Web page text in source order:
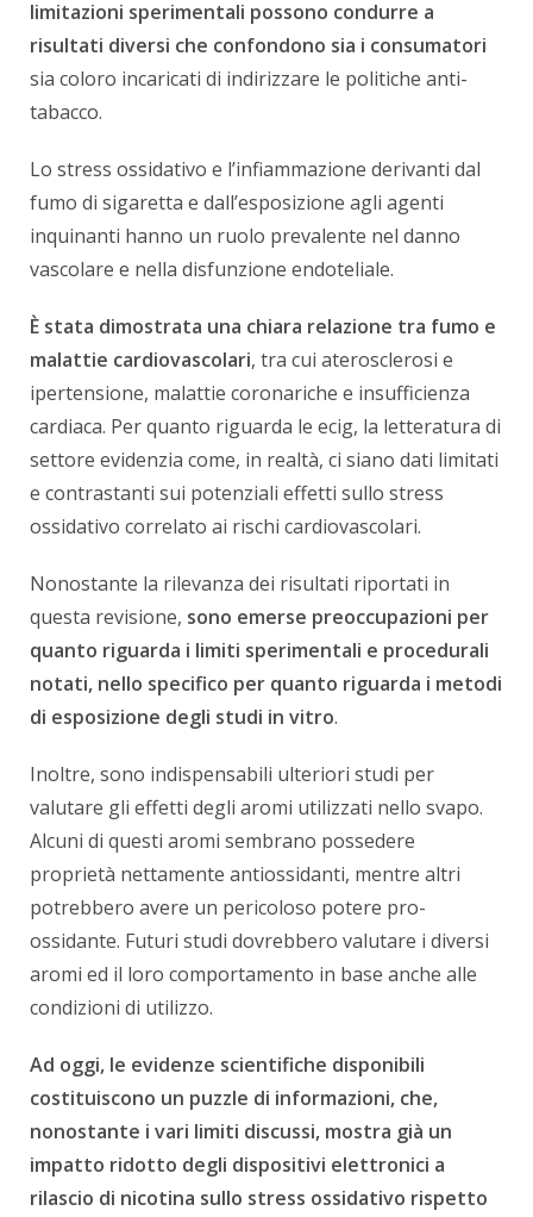
limitazioni sperimentali possono condurre a
risultati diversi che confondono sia i consumatori
sia coloro incaricati di indirizzare le politiche anti-
tabacco.
Lo stress ossidativo e l’infiammazione derivanti dal
fumo di sigaretta e dall’esposizione agli agenti
inquinanti hanno un ruolo prevalente nel danno
vascolare e nella disfunzione endoteliale.
È stata dimostrata una chiara relazione tra fumo e
malattie cardiovascolari, tra cui aterosclerosi e
ipertensione, malattie coronariche e insufficienza
cardiaca. Per quanto riguarda le ecig, la letteratura di
settore evidenzia come, in realtà, ci siano dati limitati
e contrastanti sui potenziali effetti sullo stress
ossidativo correlato ai rischi cardiovascolari.
Nonostante la rilevanza dei risultati riportati in
questa revisione, sono emerse preoccupazioni per
quanto riguarda i limiti sperimentali e procedurali
notati, nello specifico per quanto riguarda i metodi
di esposizione degli studi in vitro.
Inoltre, sono indispensabili ulteriori studi per
valutare gli effetti degli aromi utilizzati nello svapo.
Alcuni di questi aromi sembrano possedere
proprietà nettamente antiossidanti, mentre altri
potrebbero avere un pericoloso potere pro-
ossidante. Futuri studi dovrebbero valutare i diversi
aromi ed il loro comportamento in base anche alle
condizioni di utilizzo.
Ad oggi, le evidenze scientifiche disponibili
costituiscono un puzzle di informazioni, che,
nonostante i vari limiti discussi, mostra già un
impatto ridotto degli dispositivi elettronici a
rilascio di nicotina sullo stress ossidativo rispetto